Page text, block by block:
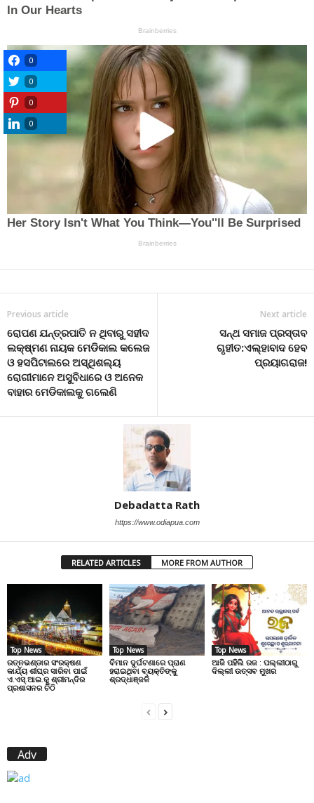
Previous article
ରୋପଣ ଯନ୍ତ୍ରପାତି ନ ଥିବାରୁ ସହୀଦ
ଲକ୍ଷ୍ମଣ ନାୟକ ମେଡିକାଲ କଲେଜ
ଓ ହସପିଟାଲରେ ଅସ୍ଥିଶଲ୍ୟ
ରୋଗୀମାନେ ଅସୁବିଧାରେ ଓ ଅନେକ
ବାହାର ମେଡିକାଲକୁ ଗଲେଣି
Next article
ସନ୍ଥ ସମାଜ ପ୍ରସ୍ତାବ
ଗୃହୀତ:ଏଲ୍ହାବାଦ ହେବ
ପ୍ରୟାଗରାଜ!
Debadatta Rath
https://www.odiapua.com
RELATED ARTICLES MORE FROM AUTHOR
Top News
ରତ୍ନଭଣ୍ଡାର ସଂରକ୍ଷଣ
କାର୍ଯ୍ୟ ଶୀଘ୍ର ସାରିବା ପାଇଁ
ଏ.ଏସ୍.ଆଇ.କୁ ଶ୍ରୀମନ୍ଦିର
ପ୍ରଶାସନର ଚିଠି
Top News
ବିମାନ ଦୁର୍ଘଟଣାରେ ପ୍ରାଣ
ହରାଇଥିବା ବ୍ୟକ୍ତିଙ୍କୁ
ଶ୍ରଦ୍ଧାଞ୍ଜଳି
Top News
ଆଜି ପହିଲି ରଜ : ପଲ୍ଲୀଠାରୁ
ଦିଲ୍ଲୀ ଉତ୍ସବ ମୁଖର
Adv
0
0
0
0